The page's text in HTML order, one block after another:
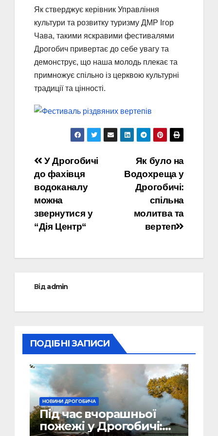
Як стверджує керівник Управління
культури та розвитку туризму ДМР Ігор
Чава, такими яскравими фестивалями
Дрогобич привертає до себе увагу та
демонструє, що наша молодь плекає та
примножує спільно із церквою культурні
традиції та цінності.
Навігація
записів
Як було на
Водохреща у
Дрогобичі:
спільна
молитва та
вертеп
У Дрогобичі
до фахівця
водоканалу
можна
звернутися у
“Дія Центр“
Відadmin
ПОДІБНІ ЗАПИСИ
НОВИНИ ДРОГОБИЧА
Під час вчорашньої
пожежі у Дрогобичі: